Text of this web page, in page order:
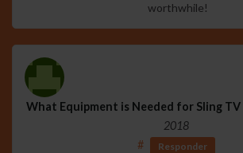
worthwhile!
What Equipment is Needed for Sling TV
2018
#
Responder